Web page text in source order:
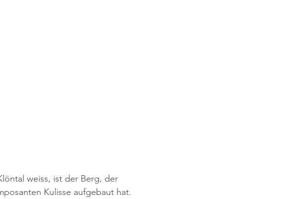
weiss, ist der Berg, der
Kulisse aufgebaut hat.